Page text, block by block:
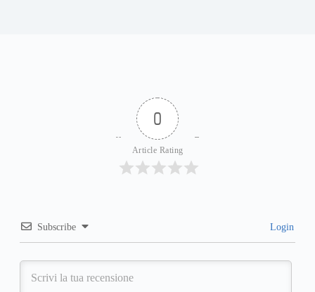
0
Article Rating
Subscribe Login